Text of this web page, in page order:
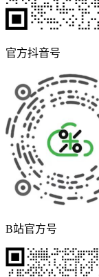
官方抖音号
B站官方号